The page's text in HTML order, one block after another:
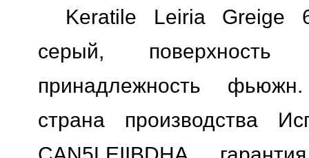
Keratile Leiria Greige
серый, поверхность
принадлежность
страна производства